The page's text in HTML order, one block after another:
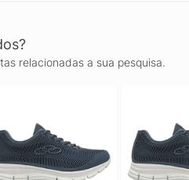
relacionadas a sua pesquisa.